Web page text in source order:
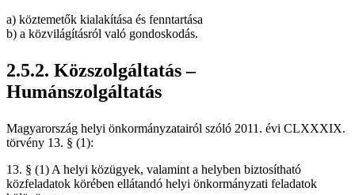
a) köztemetők kialakítása és fenntartása
b) a közvilágításról való gondoskodás.
Közszolgáltatás –
Humánszolgáltatás
Magyarország helyi önkormányzatairól szóló 2011. évi CLXXXIX.
törvény 13. § (1):
13. § (1) A helyi közügyek, valamint a helyben biztosítható
közfeladatok körében ellátandó helyi önkormányzati feladatok